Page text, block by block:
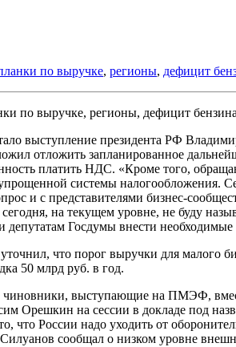
по выручке, регионы, дефицит
выступление президента РФ
отложить запланированное
платить НДС. «Кроме того,
системы налогообложения.
и с представителями бизнес-
на текущем уровне, не буду
депутатам Госдумы внести
что порог выручки для малого
50 млрд руб. в год.
чиновники, выступающие на ПМЭФ,
Орешкин на сессии в докладе под
что России надо уходить от
сообщал о низком уровне